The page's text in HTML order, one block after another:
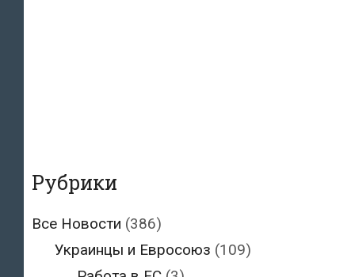
Рубрики
Все Новости (386)
Украинцы и Евросоюз (109)